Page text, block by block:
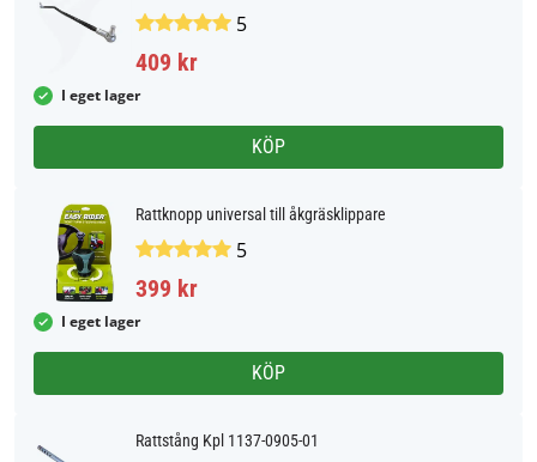
5
409 kr
I eget lager
KÖP
Rattknopp universal till åkgräsklippare
5
399 kr
I eget lager
KÖP
Rattstång Kpl 1137-0905-01